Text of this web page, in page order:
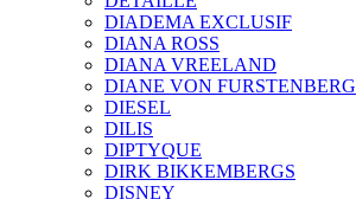
DIADEMA EXCLUSIF
DIANA ROSS
DIANA VREELAND
DIANE VON FURSTENBERG
DIESEL
DILIS
DIPTYQUE
DIRK BIKKEMBERGS
DISNEY